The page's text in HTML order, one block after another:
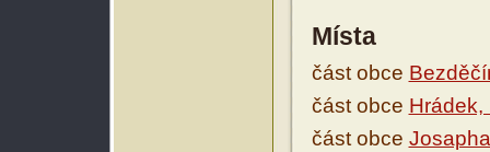
Místa
část obce
část obce Hrádek,
část obce